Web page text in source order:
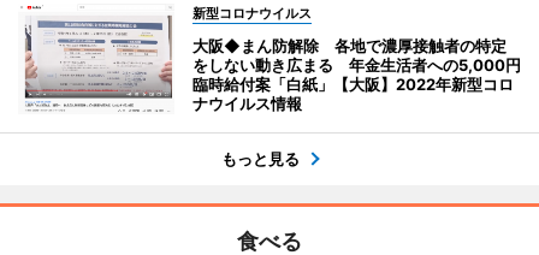
新型コロナウイルス
大阪◆まん防解除 各地で濃厚接触者の特定
をしない動き広まる 年金生活者への5,000円
臨時給付案「白紙」【大阪】2022年新型コロ
ナウイルス情報
もっと見る
食べる